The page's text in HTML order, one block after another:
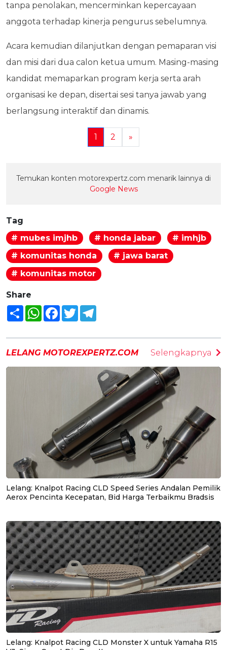
tanpa penolakan, mencerminkan kepercayaan
anggota terhadap kinerja pengurus sebelumnya.
Acara kemudian dilanjutkan dengan pemaparan visi
dan misi dari dua calon ketua umum. Masing-masing
kandidat memaparkan program kerja serta arah
organisasi ke depan, disertai sesi tanya jawab yang
berlangsung interaktif dan dinamis.
1 2 »
Temukan konten motorexpertz.com menarik lainnya di
Google News
Tag
# mubes imjhb
# honda jabar
# imhjb
# komunitas honda
# jawa barat
# komunitas motor
Share
Share WhatsAppFacebook
Twitter
LELANG MOTOREXPERTZ.COM Selengkapnya
Lelang: Knalpot Racing CLD Speed Series Andalan Pemilik
Aerox Pencinta Kecepatan, Bid Harga Terbaikmu Bradsis
Lelang: Knalpot Racing CLD Monster X untuk Yamaha R15